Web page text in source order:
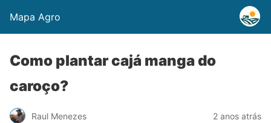
Mapa Agro
Como plantar cajá manga do
caroço?
Raul Menezes 2 anos atrás